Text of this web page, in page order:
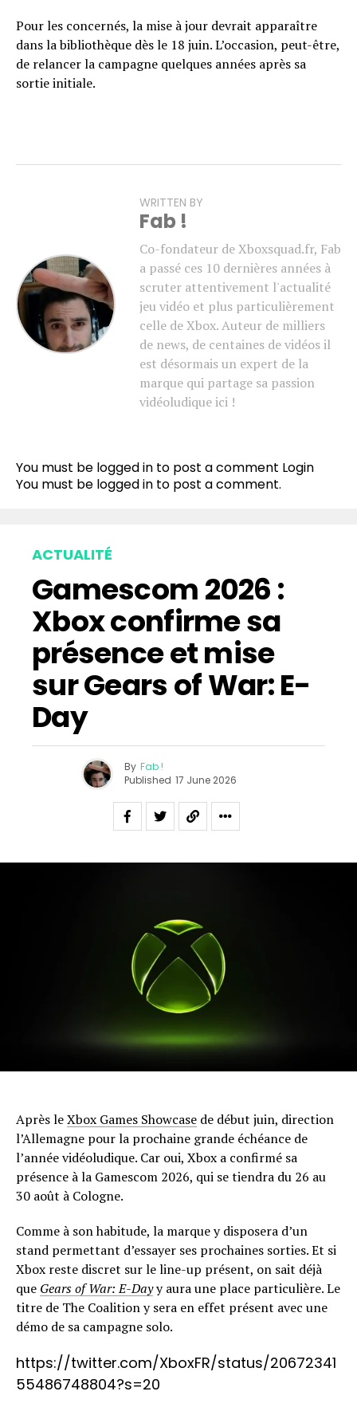
Pour les concernés, la mise à jour devrait apparaître
dans la bibliothèque dès le 18 juin. L’occasion, peut-être,
de relancer la campagne quelques années après sa
sortie initiale.
WRITTEN BY
Fab !
Co-fondateur de Xboxsquad.fr, Fab
a passé ces 10 dernières années à
scruter attentivement l'actualité
jeu vidéo et plus particulièrement
celle de Xbox. Auteur de milliers
de news, de centaines de vidéos il
est désormais un expert de la
marque qui partage sa passion
vidéoludique ici !
You must be logged in to post a comment Login
You must be logged in to post a comment.
ACTUALITÉ
Gamescom 2026 :
Xbox confirme sa
présence et mise
sur Gears of War: E-
Day
By Fab !
Published 17 June 2026
Après leXbox Games Showcase de début juin, direction
l’Allemagne pour la prochaine grande échéance de
l’année vidéoludique. Car oui, Xbox a confirmé sa
présence à la Gamescom 2026, qui se tiendra du 26 au
30 août à Cologne.
Comme à son habitude, la marque y disposera d’un
stand permettant d’essayer ses prochaines sorties. Et si
Xbox reste discret sur le line-up présent, on sait déjà
que Gears of War: E-Dayy aura une place particulière. Le
titre de The Coalition y sera en effet présent avec une
démo de sa campagne solo.
https://twitter.com/XboxFR/status/20672341
55486748804?s=20